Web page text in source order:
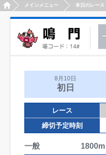
HOMEメインメニュー 本日のレース
8月10日
初日
レース
締切予定時刻
一般 1800m